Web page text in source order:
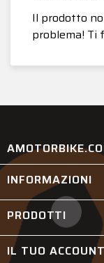
Il prodotto
problema! Ti
INFORMAZIONI
PRODOTTI
IL TUO ACCOUNT